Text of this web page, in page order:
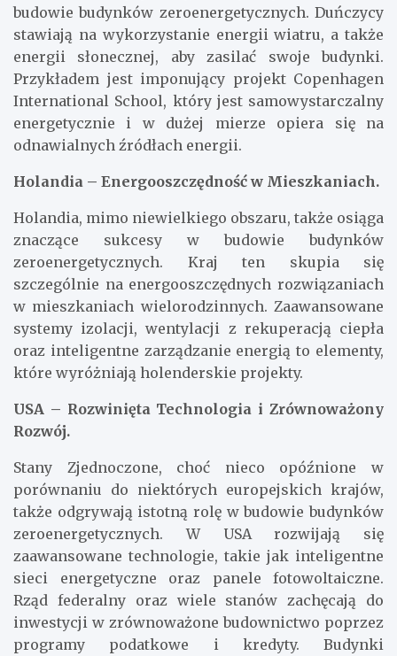
budowie budynków zeroenergetycznych. Duńczycy
stawiają na wykorzystanie energii wiatru, a także
energii słonecznej, aby zasilać swoje budynki.
Przykładem jest imponujący projekt Copenhagen
International School, który jest samowystarczalny
energetycznie i w dużej mierze opiera się na
odnawialnych źródłach energii.
Holandia – Energooszczędność w Mieszkaniach.
Holandia, mimo niewielkiego obszaru, także osiąga
znaczące sukcesy w budowie budynków
zeroenergetycznych. Kraj ten skupia się
szczególnie na energooszczędnych rozwiązaniach
w mieszkaniach wielorodzinnych. Zaawansowane
systemy izolacji, wentylacji z rekuperacją ciepła
oraz inteligentne zarządzanie energią to elementy,
które wyróżniają holenderskie projekty.
USA – Rozwinięta Technologia i Zrównoważony
Rozwój.
Stany Zjednoczone, choć nieco opóźnione w
porównaniu do niektórych europejskich krajów,
także odgrywają istotną rolę w budowie budynków
zeroenergetycznych. W USA rozwijają się
zaawansowane technologie, takie jak inteligentne
sieci energetyczne oraz panele fotowoltaiczne.
Rząd federalny oraz wiele stanów zachęcają do
inwestycji w zrównoważone budownictwo poprzez
programy podatkowe i kredyty. Budynki